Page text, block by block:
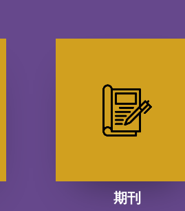
期刊